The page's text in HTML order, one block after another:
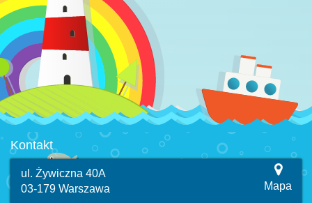
Kontakt
ul. Żywiczna 40A
03-179 Warszawa
Mapa